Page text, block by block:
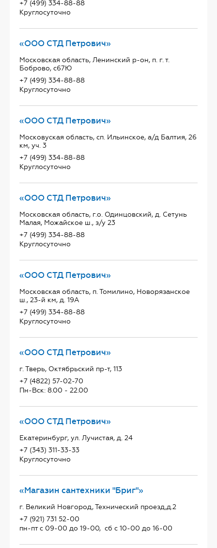
+7 (499) 334-88-88
Круглосуточно
«ООО СТД Петрович»
Московская область, Ленинский р-он, п. г. т.
Боброво, с67Ю
+7 (499) 334-88-88
Круглосуточно
«ООО СТД Петрович»
Московуская область, сп. Ильинское, а/д Балтия, 26
км, уч. 3
+7 (499) 334-88-88
Круглосуточно
«ООО СТД Петрович»
Московская область, г.о. Одинцовский, д. Сетунь
Малая, Можайское ш., з/у 23
+7 (499) 334-88-88
Круглосуточно
«ООО СТД Петрович»
Московская область, п. Томилино, Новорязанское
ш., 23-й км, д. 19А
+7 (499) 334-88-88
Круглосуточно
«ООО СТД Петрович»
г. Тверь, Октябрьский пр-т, 113
+7 (4822) 57-02-70
Пн-Вск: 8.00 - 22.00
«ООО СТД Петрович»
Екатеринбург, ул. Лучистая, д. 24
+7 (343) 311-33-33
Круглосуточно
«Магазин сантехники "Бриг"»
г. Великий Новгород, Технический проезд,д.2
+7 (921) 731 52-00
пн-пт с 09-00 до 19-00, сб с 10-00 до 16-00